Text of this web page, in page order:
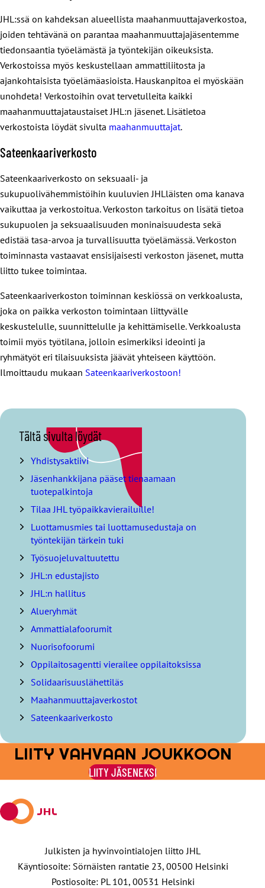
ajankohtaisista aiheista ja järjestämme aika ajoin erilaisia
tapahtumia ja koulutuksia.
Tärkeitä yhteistyökumppaneitamme ovat Suomen
Ammattiliittojen Solidaarisuuskeskus SASK, Reilu kauppa ry
ja Finnwatch. Muita yhteistyökumppaneitamme ovat muun
muassa Nenäpäivä-säätiö ja suomalaisten kehitysjärjestöjen
kattojärjestö Fingo.
ryhmä.
Jos opiskelet, mainitse viestissäsi, mitä ja missä. Siitä se
sitten lähtee!
JHL:ssä on kahdeksan alueellista maahanmuuttajaverkostoa,
joiden tehtävänä on parantaa maahanmuuttajajäsentemme
tiedonsaantia työelämästä ja työntekijän oikeuksista.
Verkostoissa myös keskustellaan ammattiliitosta ja
ajankohtaisista työelämäasioista. Hauskanpitoa ei myöskään
unohdeta! Verkostoihin ovat tervetulleita kaikki
maahanmuuttajataustaiset JHL:n jäsenet. Lisätietoa
verkostoista löydät sivulta maahanmuuttajat.
Sateenkaariverkosto
Sateenkaariverkosto on seksuaali- ja
sukupuolivähemmistöihin kuuluvien JHLläisten oma kanava
vaikuttaa ja verkostoitua. Verkoston tarkoitus on lisätä tietoa
sukupuolen ja seksuaalisuuden moninaisuudesta sekä
edistää tasa-arvoa ja turvallisuutta työelämässä. Verkoston
toiminnasta vastaavat ensisijaisesti verkoston jäsenet, mutta
liitto tukee toimintaa.
Sateenkaariverkoston toiminnan keskiössä on verkkoalusta,
joka on paikka verkoston toimintaan liittyvälle
keskustelulle, suunnittelulle ja kehittämiselle. Verkkoalusta
toimii myös työtilana, jolloin esimerkiksi ideointi ja
ryhmätyöt eri tilaisuuksista jäävät yhteiseen käyttöön.
Ilmoittaudu mukaan Sateenkaariverkostoon!
O
h
i
a
i
s
ä
y
s
u
e
t
e
o
Tältä sivulta löydät
Yhdistysaktiivi
Jäsenhankkijana pääset tienaamaan
tuotepalkintoja
Tilaa JHL työpaikkavierailuille!
Luottamusmies tai luottamusedustaja on
työntekijän tärkein tuki
Työsuojeluvaltuutettu
JHL:n edustajisto
JHL:n hallitus
Alueryhmät
Ammattialafoorumit
Nuorisofoorumi
Oppilaitosagentti vierailee oppilaitoksissa
Solidaarisuuslähettiläs
Maahanmuuttajaverkostot
Sateenkaariverkosto
LIITY VAHVAAN JOUKKOON
LIITY JÄSENEKSI
Julkisten ja hyvinvointialojen liitto JHL
Käyntiosoite: Sörnäisten rantatie 23, 00500 Helsinki
Postiosoite: PL 101, 00531 Helsinki